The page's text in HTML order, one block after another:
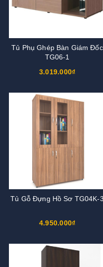
Tủ Phụ Ghép Bàn Giám Đốc
TG06-1
3.019.000₫
Tủ Gỗ Đựng Hồ Sơ TG04K-3
4.950.000₫